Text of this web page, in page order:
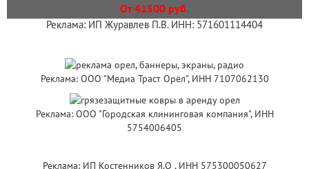
От 41500 руб.
Реклама: ИП Журавлев П.В. ИНН: 571601114404
Реклама: ООО "Медиа Траст Орёл", ИНН 7107062130
Реклама: ООО "Городская клининговая компания", ИНН
5754006405
Реклама: ИП Костенников Я.О , ИНН 575300050627